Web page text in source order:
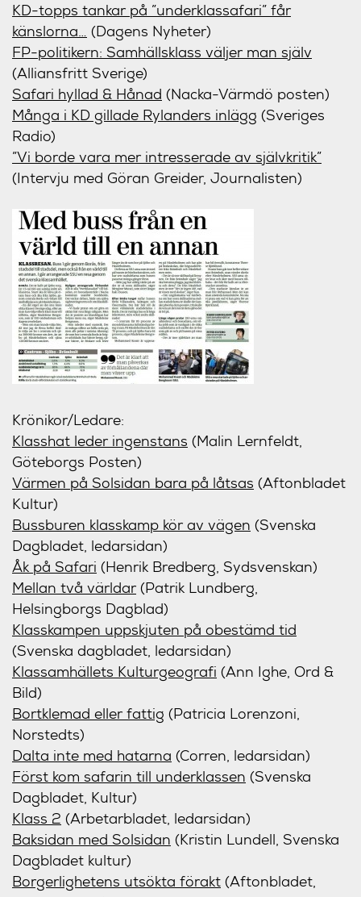
KD-topps tankar på ”underklassafari” får
känslorna… (Dagens Nyheter)
FP-politikern: Samhällsklass väljer man själv
(Alliansfritt Sverige)
Safari hyllad & Hånad (Nacka-Värmdö posten)
Många i KD gillade Rylanders inlägg (Sveriges
Radio)
”Vi borde vara mer intresserade av självkritik”
(Intervju med Göran Greider, Journalisten)
Krönikor/Ledare:
Klasshat leder ingenstans (Malin Lernfeldt,
Göteborgs Posten)
Värmen på Solsidan bara på låtsas (Aftonbladet
Kultur)
Bussburen klasskamp kör av vägen (Svenska
Dagbladet, ledarsidan)
Åk på Safari (Henrik Bredberg, Sydsvenskan)
Mellan två världar (Patrik Lundberg,
Helsingborgs Dagblad)
Klasskampen uppskjuten på obestämd tid
(Svenska dagbladet, ledarsidan)
Klassamhällets Kulturgeografi (Ann Ighe, Ord &
Bild)
Bortklemad eller fattig (Patricia Lorenzoni,
Norstedts)
Dalta inte med hatarna (Corren, ledarsidan)
Först kom safarin till underklassen (Svenska
Dagbladet, Kultur)
Klass 2 (Arbetarbladet, ledarsidan)
Baksidan med Solsidan (Kristin Lundell, Svenska
Dagbladet kultur)
Borgerlighetens utsökta förakt (Aftonbladet,